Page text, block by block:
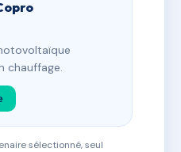
chauffage.
sélectionné, seul